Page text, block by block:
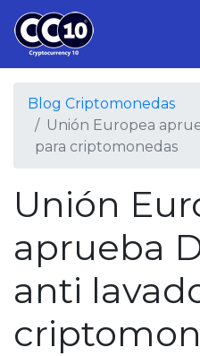
Blog Criptomonedas
Unión Europea
para criptomonedas
Unión
aprueba
anti